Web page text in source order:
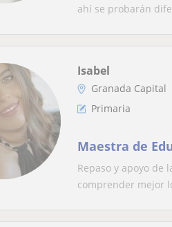
ahí se probarán
Isabel
Granada Capital
Primaria
Maestra de
Repaso y apoyo de
comprender mejor